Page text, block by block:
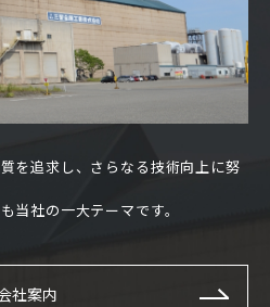
を追求し、さらなる技術向上に努
当社の一大テーマです。
社案内